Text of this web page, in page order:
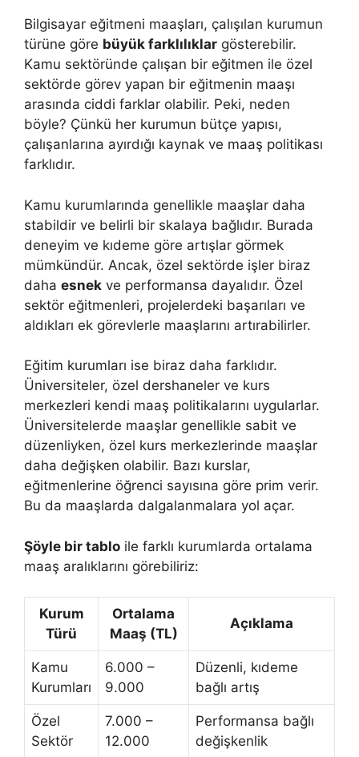
Bilgisayar eğitmeni maaşları, çalışılan kurumun
türüne göre büyük farklılıklar gösterebilir.
Kamu sektöründe çalışan bir eğitmen ile özel
sektörde görev yapan bir eğitmenin maaşı
arasında ciddi farklar olabilir. Peki, neden
böyle? Çünkü her kurumun bütçe yapısı,
çalışanlarına ayırdığı kaynak ve maaş politikası
farklıdır.
Kamu kurumlarında genellikle maaşlar daha
stabildir ve belirli bir skalaya bağlıdır. Burada
deneyim ve kıdeme göre artışlar görmek
mümkündür. Ancak, özel sektörde işler biraz
daha esnek ve performansa dayalıdır. Özel
sektör eğitmenleri, projelerdeki başarıları ve
aldıkları ek görevlerle maaşlarını artırabilirler.
Eğitim kurumları ise biraz daha farklıdır.
Üniversiteler, özel dershaneler ve kurs
merkezleri kendi maaş politikalarını uygularlar.
Üniversitelerde maaşlar genellikle sabit ve
düzenliyken, özel kurs merkezlerinde maaşlar
daha değişken olabilir. Bazı kurslar,
eğitmenlerine öğrenci sayısına göre prim verir.
Bu da maaşlarda dalgalanmalara yol açar.
Şöyle bir tablo ile farklı kurumlarda ortalama
maaş aralıklarını görebiliriz:
Kurum
Türü
Ortalama
Maaş (TL)
Açıklama
Kamu
Kurumları
6.000 –
9.000
Düzenli, kıdeme
bağlı artış
Özel
Sektör
7.000 –
12.000
Performansa bağlı
değişkenlik